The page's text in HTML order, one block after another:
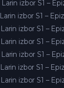
Larin izbor S1 –
Larin izbor S1 –
Larin izbor S1 –
Larin izbor S1 –
Larin izbor S1 –
Larin izbor S1 –
Larin izbor S1 –